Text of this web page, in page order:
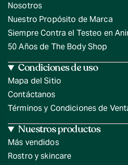
Nosotros
Nuestro Propósito de Marca
Siempre Contra el Testeo en
50 Años de The Body Shop
Condiciones de uso
Mapa del Sitio
Contáctanos
Términos y Condiciones de
Nuestros productos
Más vendidos
Rostro y skincare